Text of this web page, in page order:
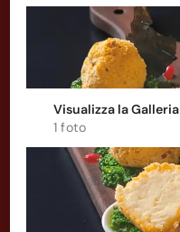
Visualizza la Galleria
1 foto